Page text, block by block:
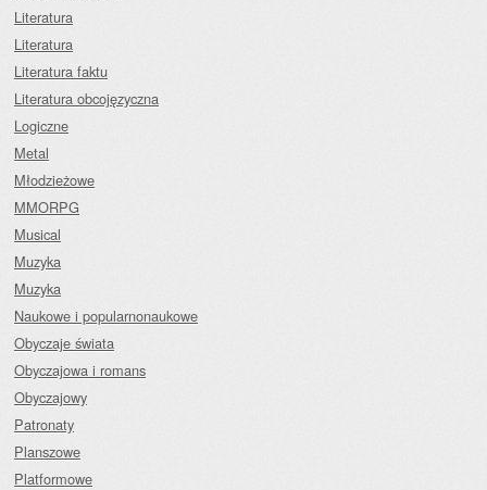
Literatura
Literatura
Literatura faktu
Literatura obcojęzyczna
Logiczne
Metal
Młodzieżowe
MMORPG
Musical
Muzyka
Muzyka
Naukowe i popularnonaukowe
Obyczaje świata
Obyczajowa i romans
Obyczajowy
Patronaty
Planszowe
Platformowe